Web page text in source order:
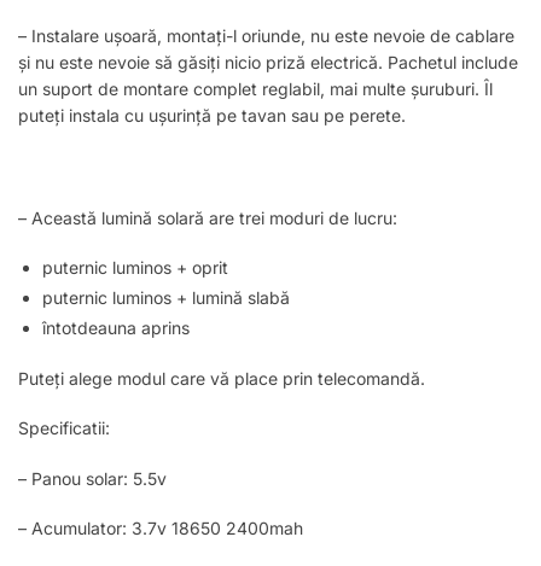
– Instalare ușoară, montați-l oriunde, nu este nevoie de cablare
și nu este nevoie să găsiți nicio priză electrică. Pachetul include
un suport de montare complet reglabil, mai multe șuruburi. Îl
puteți instala cu ușurință pe tavan sau pe perete.
– Această lumină solară are trei moduri de lucru:
puternic luminos + oprit
puternic luminos + lumină slabă
întotdeauna aprins
Puteți alege modul care vă place prin telecomandă.
Specificatii:
– Panou solar: 5.5v
– Acumulator: 3.7v 18650 2400mah